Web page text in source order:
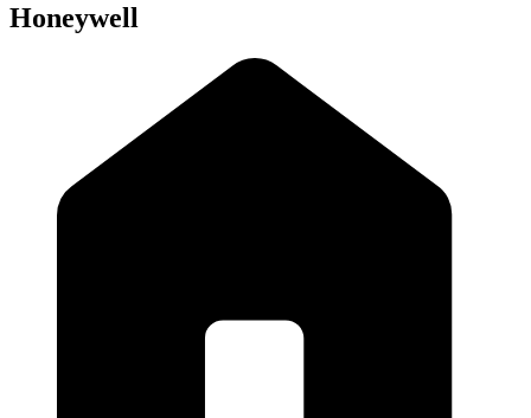
Honeywell